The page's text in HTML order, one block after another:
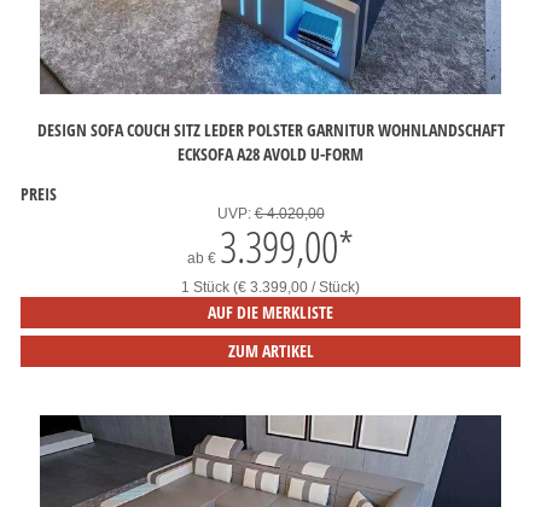
DESIGN SOFA COUCH SITZ LEDER POLSTER GARNITUR WOHNLANDSCHAFT
ECKSOFA A28 AVOLD U-FORM
PREIS
UVP:€ 4.020,00
ab € 3.399,00*
1 Stück (€ 3.399,00 / Stück)
AUF DIE MERKLISTE
ZUM ARTIKEL